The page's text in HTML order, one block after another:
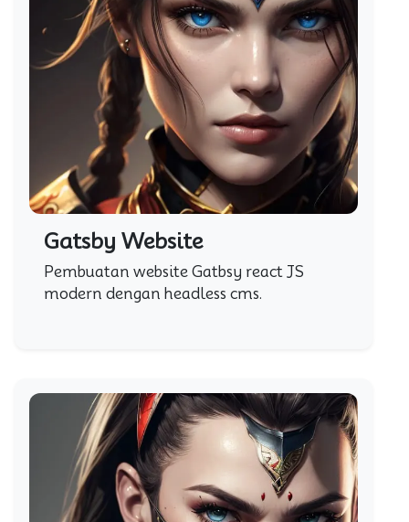
Gatsby Website
Pembuatan website Gatbsy react JS
modern dengan headless cms.